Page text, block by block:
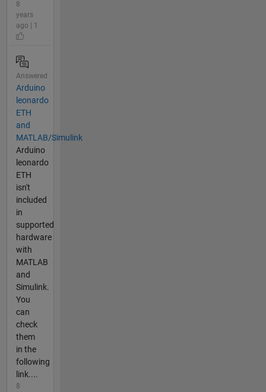
8
years
ago | 1
Answered
Arduino
leonardo
ETH
and
MATLAB/Simulink
Arduino
leonardo
ETH
isn't
included
in
supported
hardware
with
MATLAB
and
Simulink.
You
can
check
them
in the
following
link....
8